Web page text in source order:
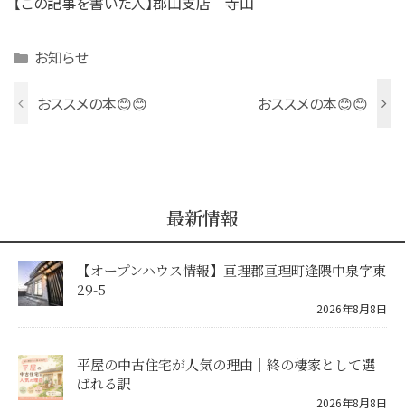
Categories
お知らせ
おススメの本😊😊 おススメの本😊😊
最新情報
【オープンハウス情報】亘理郡亘理町逢隈中泉字東
29-5
2026年8月8日
平屋の中古住宅が人気の理由｜終の棲家として選
ばれる訳
2026年8月8日